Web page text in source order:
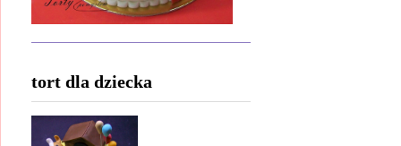
tort dla dziecka